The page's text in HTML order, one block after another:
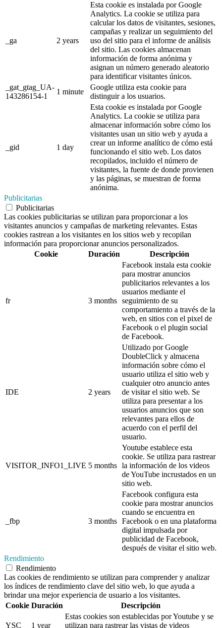
_ga 2 years
Esta cookie es instalada por Google
Analytics. La cookie se utiliza para
calcular los datos de visitantes, sesiones,
campañas y realizar un seguimiento del
uso del sitio para el informe de análisis
del sitio. Las cookies almacenan
información de forma anónima y
asignan un número generado aleatorio
para identificar visitantes únicos.
_gat_gtag_UA-
143286154-1
1 minute
Google utiliza esta cookie para
distinguir a los usuarios.
_gid 1 day
Esta cookie es instalada por Google
Analytics. La cookie se utiliza para
almacenar información sobre cómo los
visitantes usan un sitio web y ayuda a
crear un informe analítico de cómo está
funcionando el sitio web. Los datos
recopilados, incluido el número de
visitantes, la fuente de donde provienen
y las páginas, se muestran de forma
anónima.
Publicitarias
Publicitarias
Las cookies publicitarias se utilizan para proporcionar a los
visitantes anuncios y campañas de marketing relevantes. Estas
cookies rastrean a los visitantes en los sitios web y recopilan
información para proporcionar anuncios personalizados.
Cookie
Duración Descripción
fr 3 months
Facebook instala esta cookie
para mostrar anuncios
publicitarios relevantes a los
usuarios mediante el
seguimiento de su
comportamiento a través de la
web, en sitios con el pixel de
Facebook o el plugin social
de Facebook.
IDE 2 years
Utilizado por Google
DoubleClick y almacena
información sobre cómo el
usuario utiliza el sitio web y
cualquier otro anuncio antes
de visitar el sitio web. Se
utiliza para presentar a los
usuarios anuncios que son
relevantes para ellos de
acuerdo con el perfil del
usuario.
VISITOR_INFO1_LIVE 5 months
Youtube establece esta
cookie. Se utiliza para rastrear
la información de los videos
de YouTube incrustados en un
sitio web.
_fbp 3 months
Facebook configura esta
cookie para mostrar anuncios
cuando se encuentra en
Facebook o en una plataforma
digital impulsada por
publicidad de Facebook,
después de visitar el sitio web.
Rendimiento
Rendimiento
Las cookies de rendimiento se utilizan para comprender y analizar
los índices de rendimiento clave del sitio web, lo que ayuda a
brindar una mejor experiencia de usuario a los visitantes.
Cookie Duración Descripción
YSC 1 year
Estas cookies son establecidas por Youtube y se
utilizan para rastrear las vistas de videos